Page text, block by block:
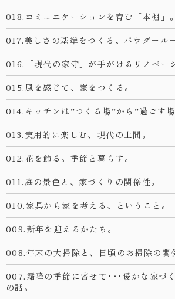
018.コミュニケーションを育む「本棚」。
017.美しさの基準をつくる、パウダールー
016.「現代の家守」が手がけるリノベー
015.風を感じて、家をつくる。
014.キッチンは”つくる場”から”過ごす場
013.実用的に楽しむ、現代の土間。
012.花を飾る。季節と暮らす。
011.庭の景色と、家づくりの関係性。
010.家具から家を考える、ということ。
009.新年を迎えるかたち。
008.年末の大掃除と、日頃のお掃除の関
007.霜降の季節に寄せて･･･暖かな家づ
の話。